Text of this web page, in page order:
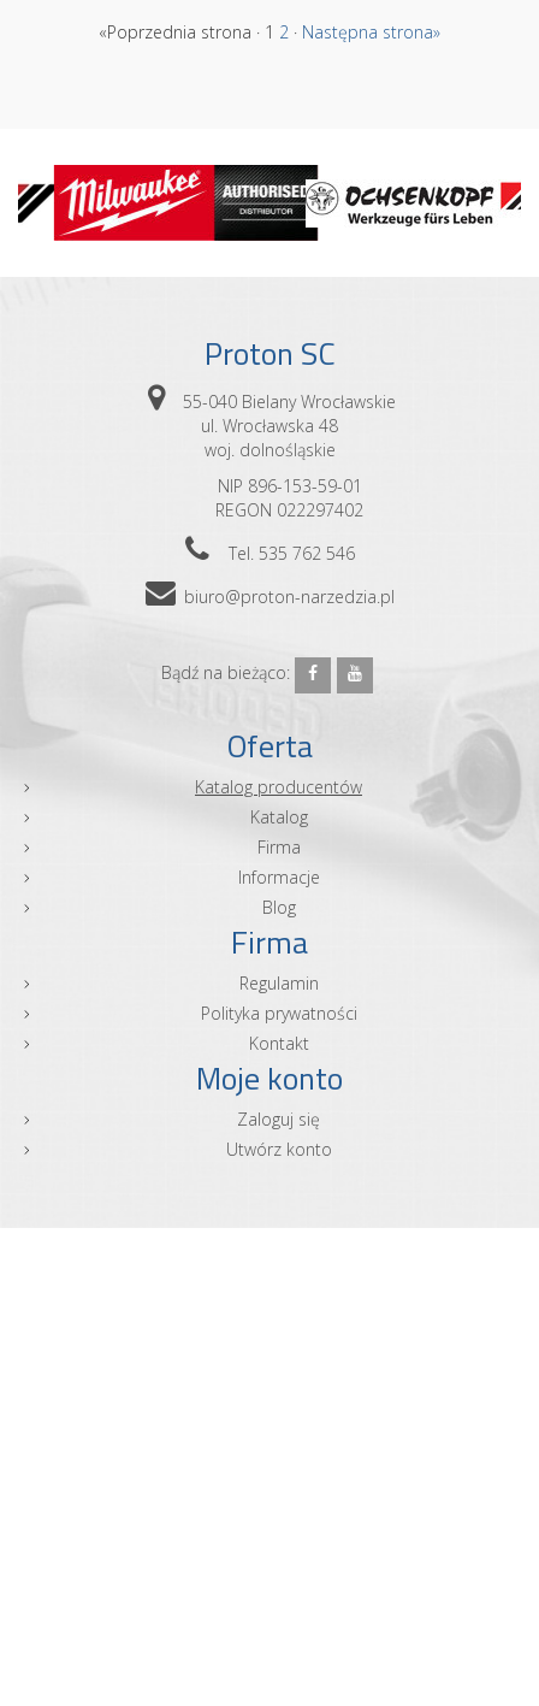
«Poprzednia strona · 1 2 · Następna strona»
Proton SC
55-040 Bielany Wrocławskie
ul. Wrocławska 48
woj. dolnośląskie
NIP 896-153-59-01
REGON 022297402
Tel. 535 762 546
biuro@proton-narzedzia.pl
Bądź na bieżąco:
Oferta
Katalog producentów
Katalog
Firma
Informacje
Blog
Firma
Regulamin
Polityka prywatności
Kontakt
Moje konto
Zaloguj się
Utwórz konto